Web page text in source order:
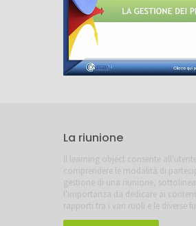
La riunione
Il learning object consente
comprendere le modalità di
gestione di una riunione,
l'importanza da dedicare ai
rapporti tra i vari ruoli e le diverse